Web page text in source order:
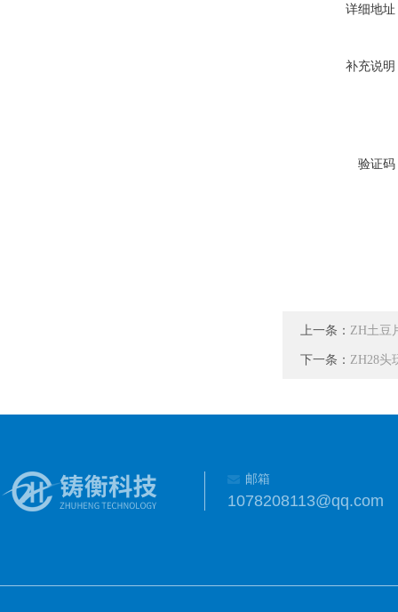
详细地址
补充说明
验证码
上一条： ZH土豆
下一条： ZH28头
邮箱
1078208113@qq.com